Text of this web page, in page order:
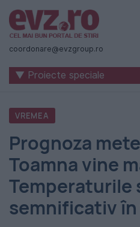
Știri
naționale
internaționale
România
-
Evenimentul
Zilei
coordonare@evzgroup.ro
▼ Proiecte speciale
VREMEA
Prognoza
Toamna vine
Temperaturile
semnificativ